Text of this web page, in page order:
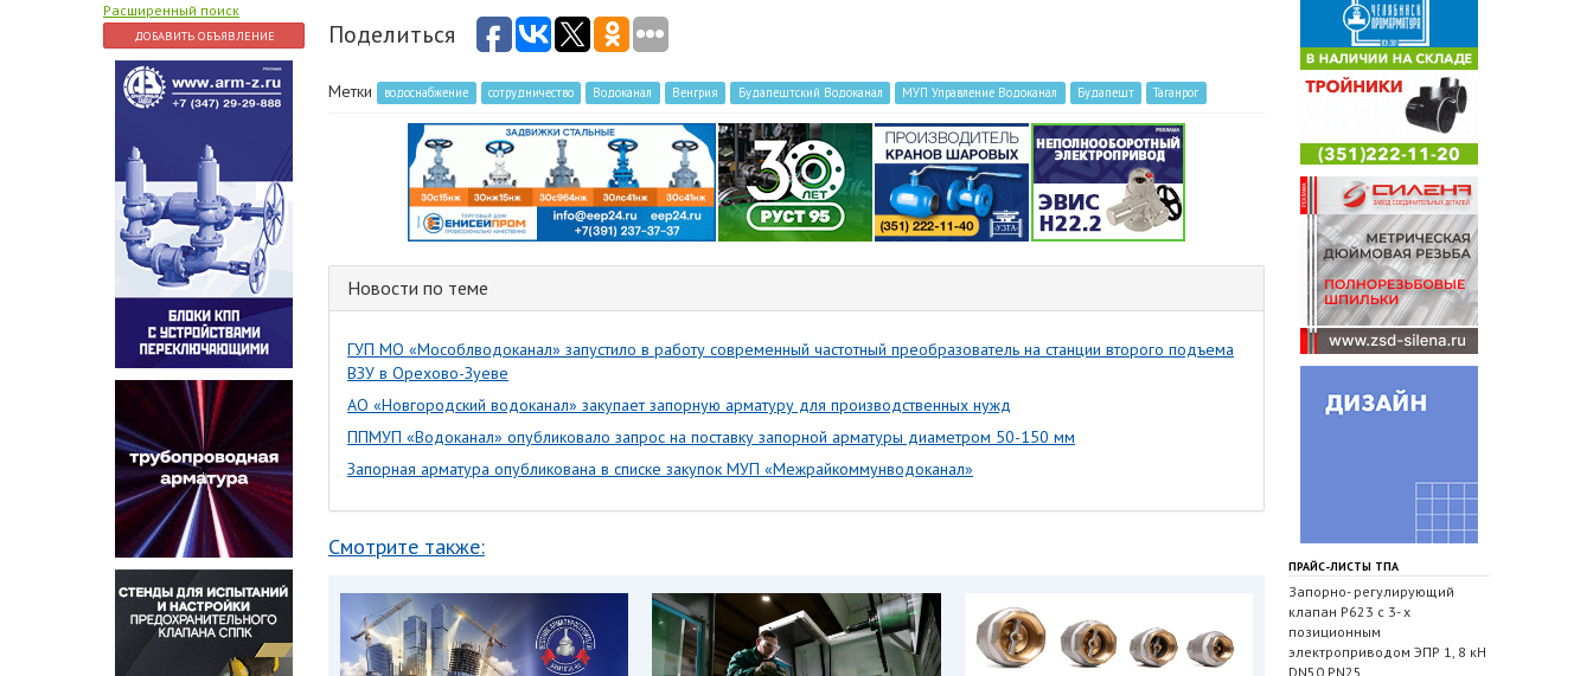
Расширенный поиск
ДОБАВИТЬ ОБЪЯВЛЕНИЕ Поделиться
Метки водоснабжение сотрудничество Водоканал Венгрия Будапештский Водоканал МУП Управление Водоканал Будапешт Таганрог
Новости по теме
ГУП МО «Мособлводоканал» запустило в работу современный частотный преобразователь на станции второго подъема
ВЗУ в Орехово-Зуеве
АО «Новгородский водоканал» закупает запорную арматуру для производственных нужд
ППМУП «Водоканал» опубликовало запрос на поставку запорной арматуры диаметром 50-150 мм
Запорная арматура опубликована в списке закупок МУП «Межрайкоммунводоканал»
Смотрите также:
ПРАЙС-ЛИСТЫ ТПА
Запорно- регулирующий
клапан Р623 с 3- х
позиционным
электроприводом ЭПР 1, 8 кН
DN50 PN25